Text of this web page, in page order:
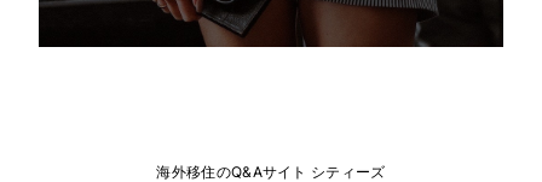
海外移住のQ&Aサイト シティーズ